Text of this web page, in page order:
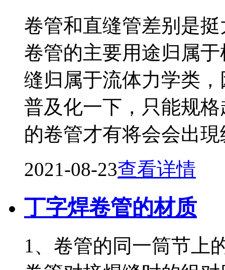
卷管和直缝管差别是
卷管的主要用途归属
缝归属于流体力学类
普及化一下，只能规
的卷管才有将会会出
2021-08-23查看详情
丁字焊卷管的材质
1、卷管的同一筒节上